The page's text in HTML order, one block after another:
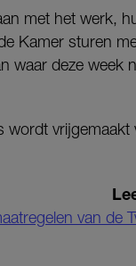
met het werk,
Kamer sturen
waar deze week
wordt
van de